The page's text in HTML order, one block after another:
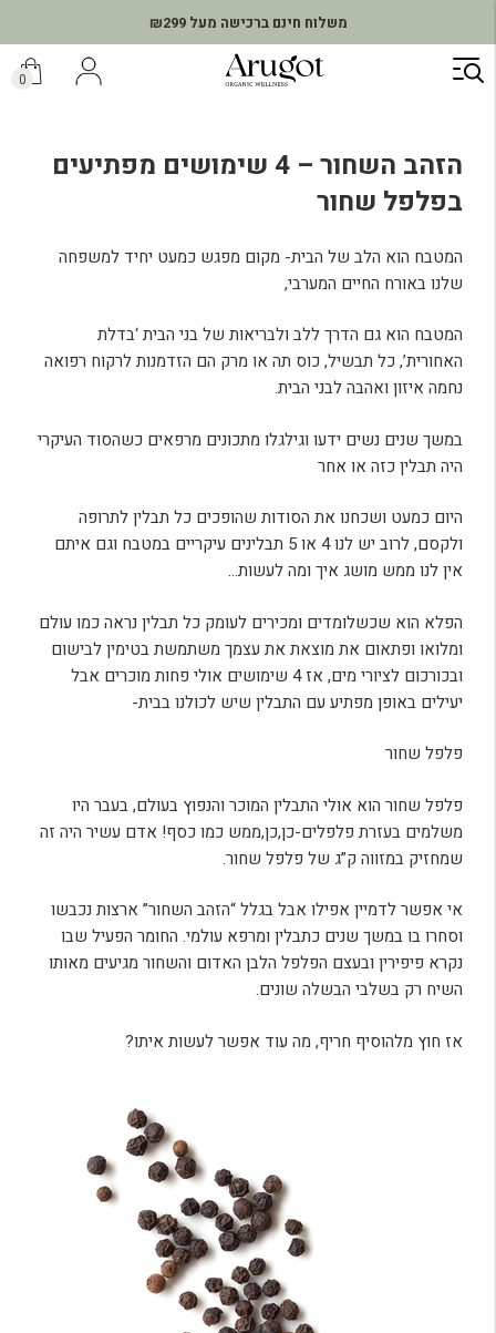
משלוח חינם ברכישה מעל ₪299
דילוג
לתוכן
0
הזהב השחור – 4 שימושים מפתיעים
בפלפל שחור
המטבח הוא הלב של הבית- מקום מפגש כמעט יחיד למשפחה
שלנו באורח החיים המערבי,
המטבח הוא גם הדרך ללב ולבריאות של בני הבית ‘בדלת
האחורית’, כל תבשיל, כוס תה או מרק הם הזדמנות לרקוח רפואה
נחמה איזון ואהבה לבני הבית.
במשך שנים נשים ידעו וגילגלו מתכונים מרפאים כשהסוד העיקרי
היה תבלין כזה או אחר
היום כמעט ושכחנו את הסודות שהופכים כל תבלין לתרופה
ולקסם, לרוב יש לנו 4 או 5 תבלינים עיקריים במטבח וגם איתם
אין לנו ממש מושג איך ומה לעשות…
הפלא הוא שכשלומדים ומכירים לעומק כל תבלין נראה כמו עולם
ומלואו ופתאום את מוצאת את עצמך משתמשת בטימין לבישום
ובכורכום לציורי מים, אז 4 שימושים אולי פחות מוכרים אבל
יעילים באופן מפתיע עם התבלין שיש לכולנו בבית-
פלפל שחור
פלפל שחור הוא אולי התבלין המוכר והנפוץ בעולם, בעבר היו
משלמים בעזרת פלפלים-כן,כן,ממש כמו כסף! אדם עשיר היה זה
שמחזיק במזווה ק”ג של פלפל שחור.
אי אפשר לדמיין אפילו אבל בגלל “הזהב השחור” ארצות נכבשו
וסחרו בו במשך שנים כתבלין ומרפא עולמי. החומר הפעיל שבו
נקרא פיפירין ובעצם הפלפל הלבן האדום והשחור מגיעים מאותו
השיח רק בשלבי הבשלה שונים.
אז חוץ מלהוסיף חריף, מה עוד אפשר לעשות איתו?